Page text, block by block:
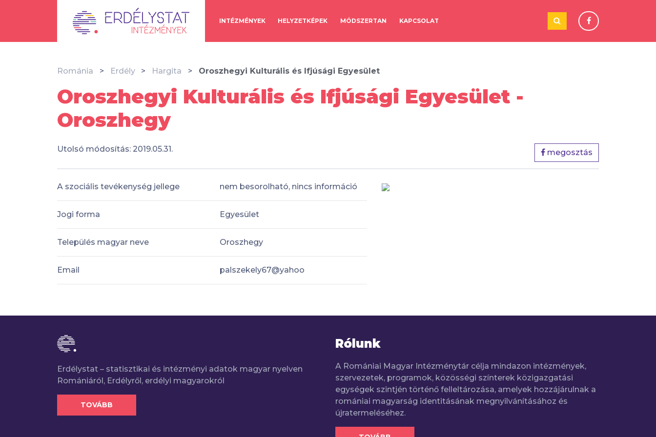
INTÉZMÉNYEK HELYZETKÉPEK MÓDSZERTAN KAPCSOLAT
Románia Erdély Hargita Oroszhegyi Kulturális és Ifjúsági Egyesület
Oroszhegyi Kulturális és Ifjúsági Egyesület -
Oroszhegy
Utolsó módosítás: 2019.05.31. megosztás
A szociális tevékenység jellege nem besorolható, nincs információ
Jogi forma Egyesület
Település magyar neve Oroszhegy
Email palszekely67@yahoo
Erdélystat – statisztikai és intézményi adatok magyar nyelven
Romániáról, Erdélyről, erdélyi magyarokról
TOVÁBB
Rólunk
A Romániai Magyar Intézménytár célja mindazon intézmények,
szervezetek, programok, közösségi színterek közigazgatási
egységek szintjén történő felleltározása, amelyek hozzájárulnak a
romániai magyarság identitásának megnyilvánításához és
újratermeléséhez.